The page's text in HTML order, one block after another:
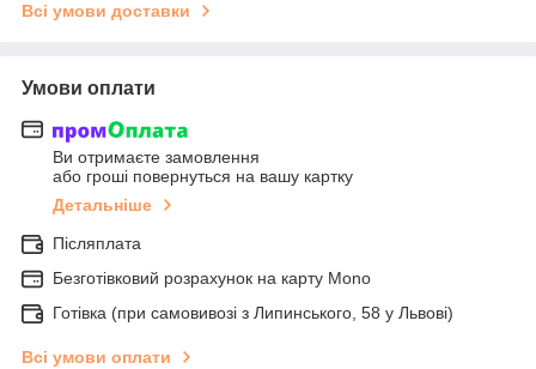
Всі умови доставки
Умови оплати
Ви отримаєте замовлення
або гроші повернуться на вашу картку
Детальніше
Післяплата
Безготівковий розрахунок на карту Mono
Готівка (при самовивозі з Липинського, 58 у Львові)
Всі умови оплати